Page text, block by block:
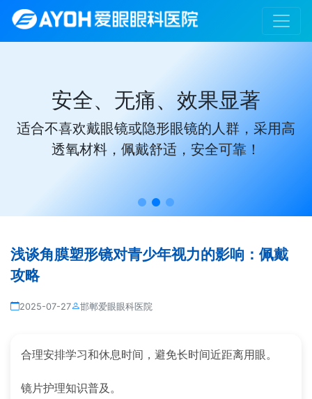
安全、无痛、效果显著
适合不喜欢戴眼镜或隐形眼镜的人群，采用高
透氧材料，佩戴舒适，安全可靠！
浅谈角膜塑形镜对青少年视力的影响：佩戴
攻略
2025-07-27 邯郸爱眼眼科医院
合理安排学习和休息时间，避免长时间近距离用眼。
镜片护理知识普及。